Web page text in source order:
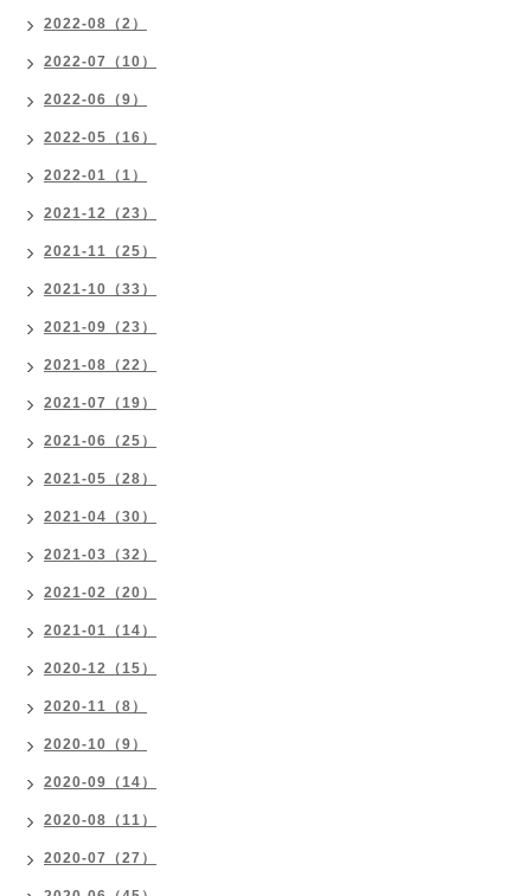
2022-08（2）
2022-07（10）
2022-06（9）
2022-05（16）
2022-01（1）
2021-12（23）
2021-11（25）
2021-10（33）
2021-09（23）
2021-08（22）
2021-07（19）
2021-06（25）
2021-05（28）
2021-04（30）
2021-03（32）
2021-02（20）
2021-01（14）
2020-12（15）
2020-11（8）
2020-10（9）
2020-09（14）
2020-08（11）
2020-07（27）